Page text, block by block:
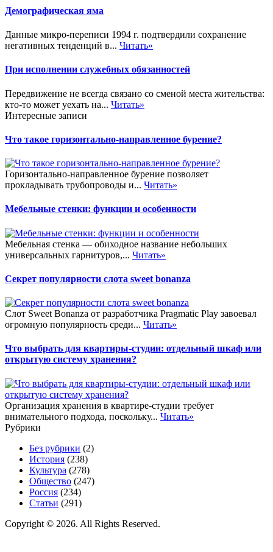
Демографическая яма
Данные микро-переписи 1994 г. подтвердили сохранение
негативных тенденций в... Читать»
При исполнении служебных обязанностей
Передвижение не всегда связано со сменой места жительства:
кто-то может уехать на... Читать»
Интересные записи
Что такое горизонтально-направленное бурение?
Горизонтально-направленное бурение позволяет
прокладывать трубопроводы и... Читать»
Мебельные стенки: функции и особенности
Мебельная стенка — обиходное название небольших
универсальных гарнитуров,... Читать»
Секрет популярности слота sweet bonanza
Слот Sweet Bonanza от разработчика Pragmatic Play завоевал
огромную популярность среди... Читать»
Что выбрать для квартиры-студии: отдельный шкаф или
открытую систему хранения?
Организация хранения в квартире-студии требует
внимательного подхода, поскольку... Читать»
Рубрики
Без рубрики (2)
История (238)
Культура (278)
Общество (247)
Россия (234)
Статьи (291)
Copyright © 2026. All Rights Reserved.